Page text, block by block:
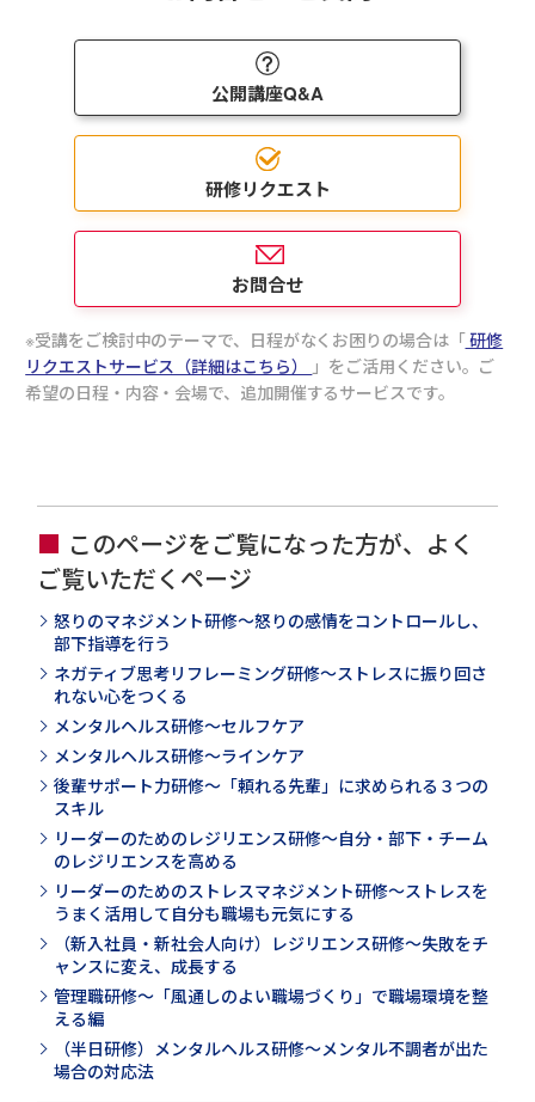
公開講座Q&A
研修リクエスト
お問合せ
受講をご検討中のテーマで、日程がなくお困りの場合は「研修
リクエストサービス（詳細はこちら）
」をご活用ください。ご
希望の日程・内容・会場で、追加開催するサービスです。
このページをご覧になった方が、よく
ご覧いただくページ
怒りのマネジメント研修～怒りの感情をコントロールし、
部下指導を行う
ネガティブ思考リフレーミング研修～ストレスに振り回さ
れない心をつくる
メンタルヘルス研修～セルフケア
メンタルヘルス研修～ラインケア
後輩サポート力研修～「頼れる先輩」に求められる３つの
スキル
リーダーのためのレジリエンス研修～自分・部下・チーム
のレジリエンスを高める
リーダーのためのストレスマネジメント研修～ストレスを
うまく活用して自分も職場も元気にする
（新入社員・新社会人向け）レジリエンス研修～失敗をチ
ャンスに変え、成長する
管理職研修～「風通しのよい職場づくり」で職場環境を整
える編
（半日研修）メンタルヘルス研修～メンタル不調者が出た
場合の対応法